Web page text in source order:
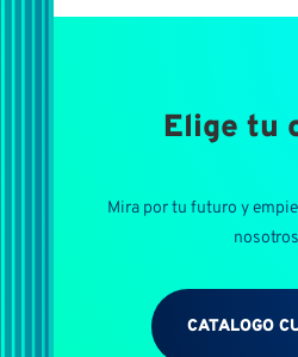
Elige tu
Mira por tu futuro y
nosotros
CATALOGO